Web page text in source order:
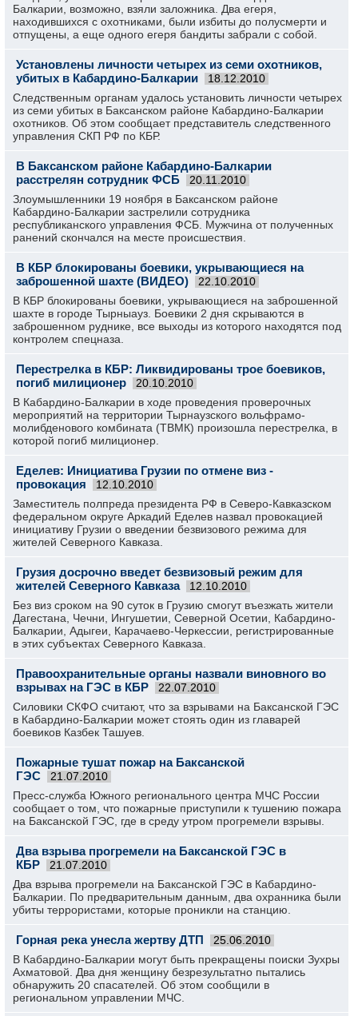
Балкарии, возможно, взяли заложника. Два егеря,
находившихся с охотниками, были избиты до полусмерти и
отпущены, а еще одного егеря бандиты забрали с собой.
Установлены личности четырех из семи охотников,
убитых в Кабардино-Балкарии
18.12.2010
Следственным органам удалось установить личности четырех
из семи убитых в Баксанском районе Кабардино-Балкарии
охотников. Об этом сообщает представитель следственного
управления СКП РФ по КБР.
В Баксанском районе Кабардино-Балкарии
расстрелян сотрудник ФСБ
20.11.2010
Злоумышленники 19 ноября в Баксанском районе
Кабардино-Балкарии застрелили сотрудника
республиканского управления ФСБ. Мужчина от полученных
ранений скончался на месте происшествия.
В КБР блокированы боевики, укрывающиеся на
заброшенной шахте (ВИДЕО)
22.10.2010
В КБР блокированы боевики, укрывающиеся на заброшенной
шахте в городе Тырныауз. Боевики 2 дня скрываются в
заброшенном руднике, все выходы из которого находятся под
контролем спецназа.
Перестрелка в КБР: Ликвидированы трое боевиков,
погиб милиционер
20.10.2010
В Кабардино-Балкарии в ходе проведения проверочных
мероприятий на территории Тырнаузского вольфрамо-
молибденового комбината (ТВМК) произошла перестрелка, в
которой погиб милиционер.
Еделев: Инициатива Грузии по отмене виз -
провокация
12.10.2010
Заместитель полпреда президента РФ в Северо-Кавказском
федеральном округе Аркадий Еделев назвал провокацией
инициативу Грузии о введении безвизового режима для
жителей Северного Кавказа.
Грузия досрочно введет безвизовый режим для
жителей Северного Кавказа
12.10.2010
Без виз сроком на 90 суток в Грузию смогут въезжать жители
Дагестана, Чечни, Ингушетии, Северной Осетии, Кабардино-
Балкарии, Адыгеи, Карачаево-Черкессии, регистрированные
в этих субъектах Северного Кавказа.
Правоохранительные органы назвали виновного во
взрывах на ГЭС в КБР
22.07.2010
Силовики СКФО считают, что за взрывами на Баксанской ГЭС
в Кабардино-Балкарии может стоять один из главарей
боевиков Казбек Ташуев.
Пожарные тушат пожар на Баксанской
ГЭС
21.07.2010
Пресс-служба Южного регионального центра МЧС России
сообщает о том, что пожарные приступили к тушению пожара
на Баксанской ГЭС, где в среду утром прогремели взрывы.
Два взрыва прогремели на Баксанской ГЭС в
КБР
21.07.2010
Два взрыва прогремели на Баксанской ГЭС в Кабардино-
Балкарии. По предварительным данным, два охранника были
убиты террористами, которые проникли на станцию.
Горная река унесла жертву ДТП 25.06.2010
В Кабардино-Балкарии могут быть прекращены поиски Зухры
Ахматовой. Два дня женщину безрезультатно пытались
обнаружить 20 спасателей. Об этом сообщили в
региональном управлении МЧС.